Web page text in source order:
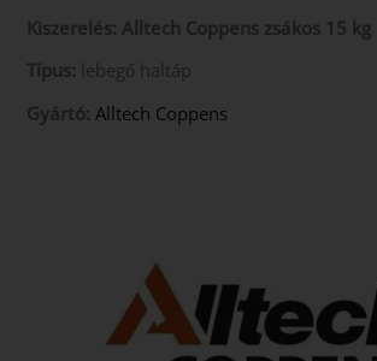
Kiszerelés: Alltech Coppens zsákos 15 kg
Típus: lebegő haltáp
Gyártó: Alltech Coppens